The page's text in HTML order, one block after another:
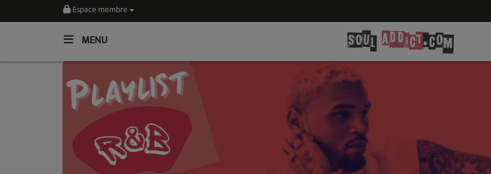
Espace membre
MENU
Toutes les News
SOUL CULTURE